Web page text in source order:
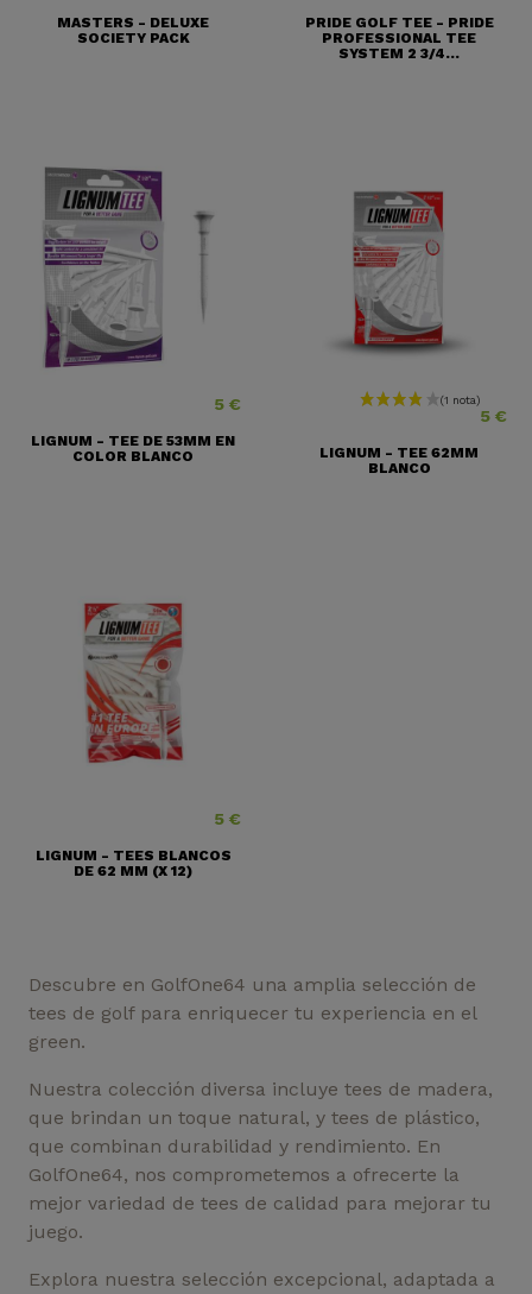
(1 nota)
MASTERS - DELUXE
SOCIETY PACK
PRIDE GOLF TEE - PRIDE
PROFESSIONAL TEE
SYSTEM 2 3/4...
Precio
5 €
LIGNUM - TEE DE 53MM EN
COLOR BLANCO
Precio 5 €
LIGNUM - TEE 62MM
BLANCO
Precio
5 €
LIGNUM - TEES BLANCOS
DE 62 MM (X 12)
Descubre en GolfOne64 una amplia selección de
tees de golf para enriquecer tu experiencia en el
green.
Nuestra colección diversa incluye tees de madera,
que brindan un toque natural, y tees de plástico,
que combinan durabilidad y rendimiento. En
GolfOne64, nos comprometemos a ofrecerte la
mejor variedad de tees de calidad para mejorar tu
juego.
Explora nuestra selección excepcional, adaptada a